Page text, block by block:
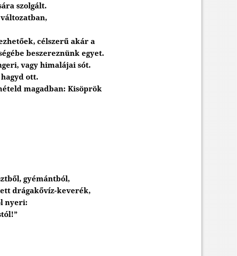
szolgált.
célszerű akár a
beszereznünk egyet.
vagy himalájai sót.
ott.
magadban: Kisöprök
gyémántból,
drágakővíz-keverék,
nyeri: